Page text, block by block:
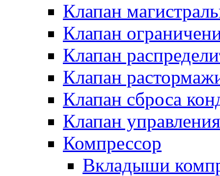
Клапан
Клапан
Клапан
Клапан
Клапан сброса
Клапан управления
Компрессор
Вкладыши